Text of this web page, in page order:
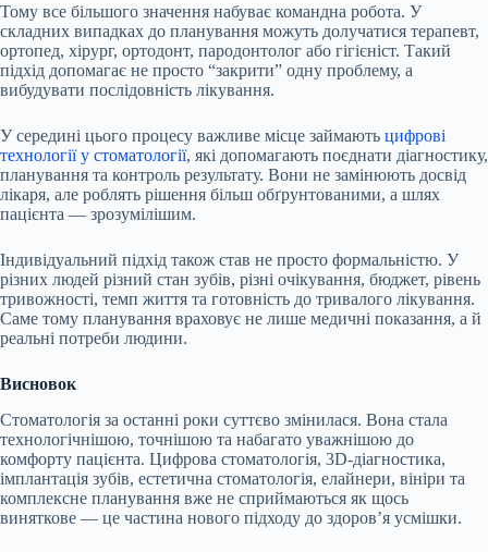
Тому все більшого значення набуває командна робота. У
складних випадках до планування можуть долучатися терапевт,
ортопед, хірург, ортодонт, пародонтолог або гігієніст. Такий
підхід допомагає не просто “закрити” одну проблему, а
вибудувати послідовність лікування.
У середині цього процесу важливе місце займають цифрові
технології у стоматології, які допомагають поєднати діагностику,
планування та контроль результату. Вони не замінюють досвід
лікаря, але роблять рішення більш обґрунтованими, а шлях
пацієнта — зрозумілішим.
Індивідуальний підхід також став не просто формальністю. У
різних людей різний стан зубів, різні очікування, бюджет, рівень
тривожності, темп життя та готовність до тривалого лікування.
Саме тому планування враховує не лише медичні показання, а й
реальні потреби людини.
Висновок
Стоматологія за останні роки суттєво змінилася. Вона стала
технологічнішою, точнішою та набагато уважнішою до
комфорту пацієнта. Цифрова стоматологія, 3D-діагностика,
імплантація зубів, естетична стоматологія, елайнери, вініри та
комплексне планування вже не сприймаються як щось
виняткове — це частина нового підходу до здоров’я усмішки.